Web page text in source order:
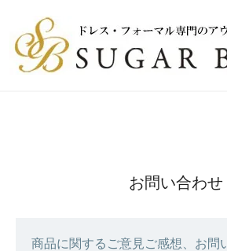
お問い合わせ
商品に関するご意見ご感想、お問